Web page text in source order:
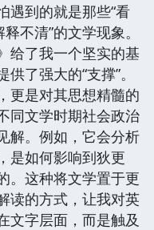
遇到的就是那些“看
不清”的文学现象。
给了我一个坚实的基
了强大的“支撑”。
更是对其思想精髓的
同文学时期社会政治
解。例如，它会分析
是如何影响到狄更
。这种将文学置于更
读的方式，让我对英
文字层面，而是触及